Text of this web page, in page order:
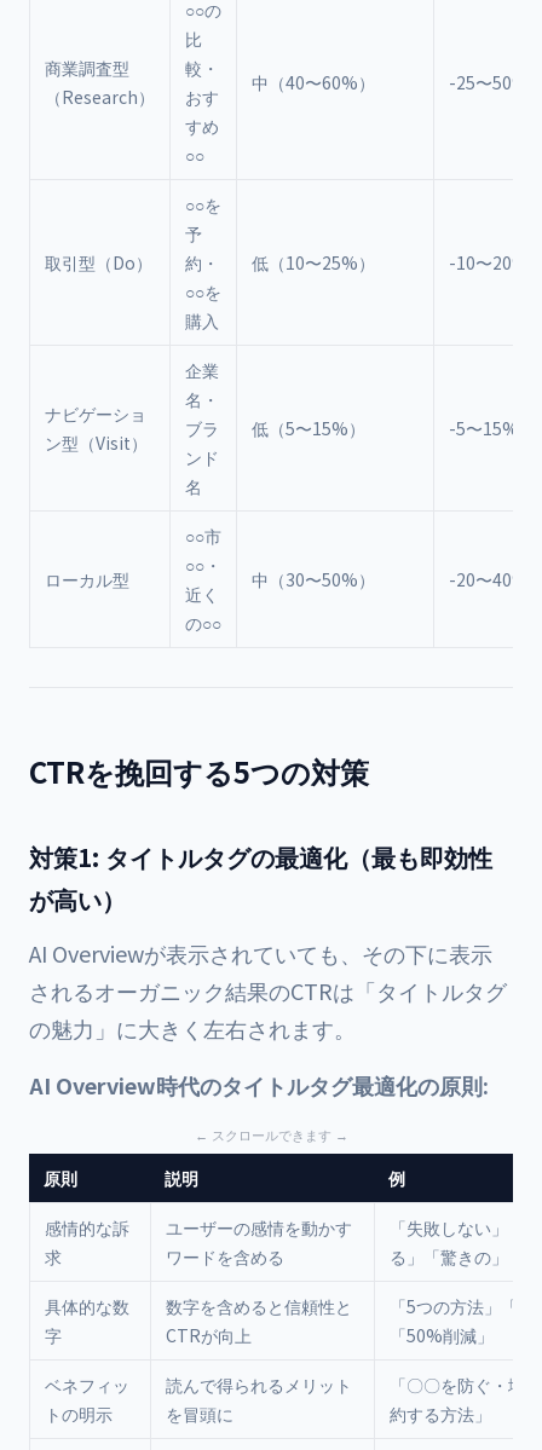
商業調査型
（Research）
○○の
比
較・
おす
すめ
○○
中（40〜60%） -25〜50%
取引型（Do）
○○を
予
約・
○○を
購入
低（10〜25%） -10〜20%
ナビゲーショ
ン型（Visit）
企業
名・
ブラ
ンド
名
低（5〜15%） -5〜15%
ローカル型
○○市
○○・
近く
の○○
中（30〜50%） -20〜40%
CTRを挽回する5つの対策
対策1: タイトルタグの最適化（最も即効性
が高い）
AI Overviewが表示されていても、その下に表示
されるオーガニック結果のCTRは「タイトルタグ
の魅力」に大きく左右されます。
AI Overview時代のタイトルタグ最適化の原則:
原則 説明 例
感情的な訴
求
ユーザーの感情を動かす
ワードを含める
「失敗しない」「
る」「驚きの」
具体的な数
字
数字を含めると信頼性と
CTRが向上
「5つの方法」「3
「50%削減」
ベネフィッ
トの明示
読んで得られるメリット
を冒頭に
「〇〇を防ぐ・増
約する方法」